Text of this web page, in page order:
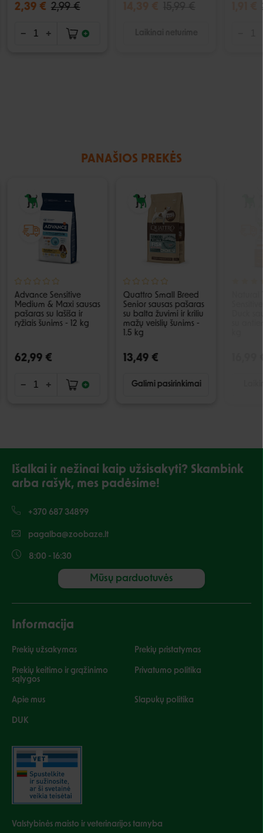
2,39 € 2,99 €
PANAŠIOS PREKĖS
Advance Sensitive
Medium & Maxi sausas
pašaras su lašiša ir
ryžiais šunims - 12 kg
62,99 €
Quattro Small Breed
Senior sausas pašaras
su balta žuvimi ir kriliu
mažų veislių šunims -
1.5 kg
13,49 €
Galimi pasirinkimai
Išalkai ir nežinai kaip užsisakyti? Skambink
arba rašyk, mes padėsime!
+370 687 34899
pagalba@zoobaze.lt
8:00 - 16:30
Mūsų parduotuvės
Informacija
Prekių užsakymas Prekių pristatymas
Prekių keitimo ir grąžinimo
sąlygos
Privatumo politika
Apie mus Slapukų politika
DUK
Valstybinės maisto ir veterinarijos tarnyba